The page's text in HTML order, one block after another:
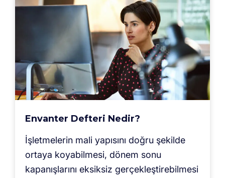
Envanter Defteri Nedir?
İşletmelerin mali yapısını doğru şekilde
ortaya koyabilmesi, dönem sonu
kapanışlarını eksiksiz gerçekleştirebilmesi